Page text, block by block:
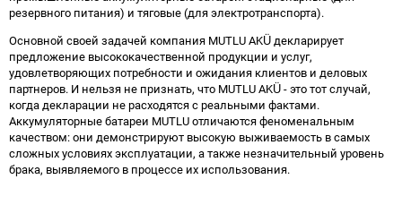
резервного питания) и тяговые (для электротранспорта).
Основной своей задачей компания MUTLU AKÜ декларирует
предложение высококачественной продукции и услуг,
удовлетворяющих потребности и ожидания клиентов и деловых
партнеров. И нельзя не признать, что MUTLU AKÜ - это тот случай,
когда декларации не расходятся с реальными фактами.
Аккумуляторные батареи MUTLU отличаются феноменальным
качеством: они демонстрируют высокую выживаемость в самых
сложных условиях эксплуатации, а также незначительный уровень
брака, выявляемого в процессе их использования.